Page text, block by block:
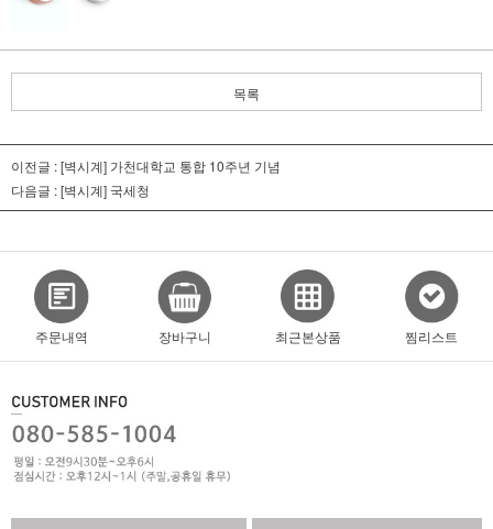
목록
이전글 :[벽시계] 가천대학교 통합 10주년 기념
다음글 :[벽시계] 국세청
주문내역 장바구니 최근본상품 찜리스트